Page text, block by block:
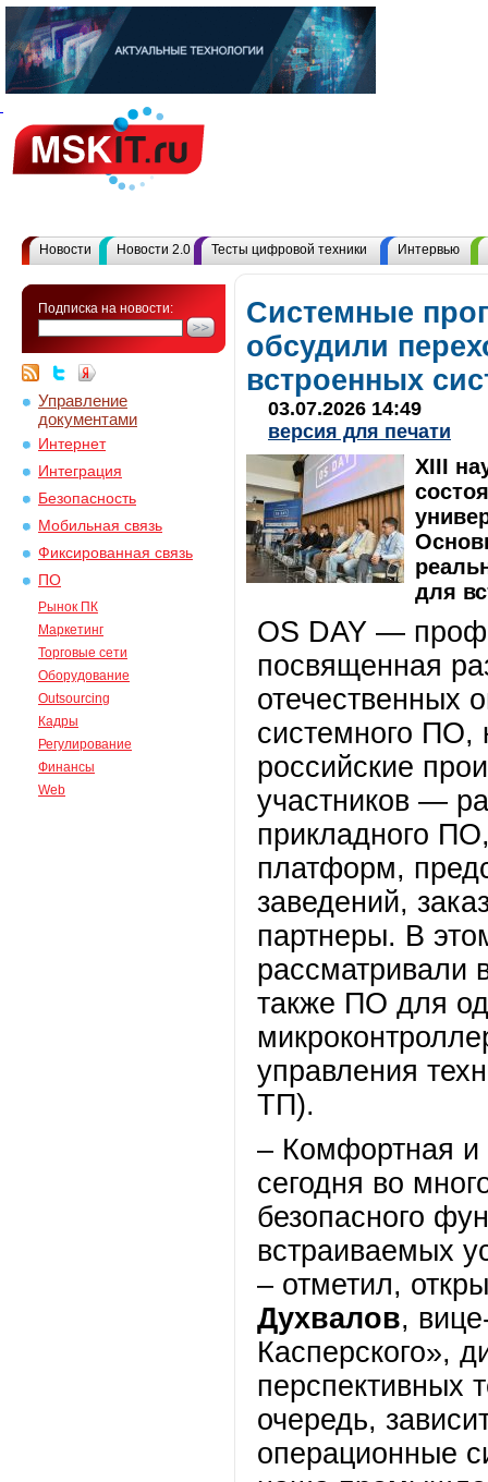
Новости Новости 2.0 Тесты цифровой техники Интервью
Подписка на новости:
Управление
документами
Интернет
Интеграция
Безопасность
Мобильная связь
Фиксированная связь
ПО
Рынок ПК
Маркетинг
Торговые сети
Оборудование
Outsourcing
Кадры
Регулирование
Финансы
Web
Системные
обсудили
встроенных
03.07.2026 14:49
версия для печати
XIII
для
OS DAY —
посвященная
отечественных
системного ПО,
российские
участников —
прикладного
платформ,
заведений,
партнеры. В
рассматривали
также ПО для
управления
ТП).
– Комфортная и
сегодня во
безопасного
встраиваемых
– отметил,
Духвалов,
Касперского»,
перспективных
очередь,
операционные